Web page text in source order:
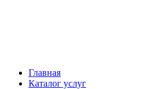
Главная
Каталог услуг